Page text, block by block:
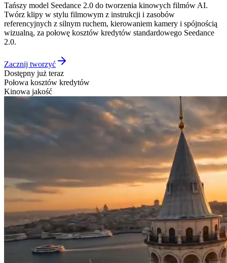
Tańszy model Seedance 2.0 do tworzenia kinowych filmów AI.
Twórz klipy w stylu filmowym z instrukcji i zasobów
referencyjnych z silnym ruchem, kierowaniem kamery i spójnością
wizualną, za połowę kosztów kredytów standardowego Seedance
2.0.
Zacznij tworzyć
Dostępny już teraz
Połowa kosztów kredytów
Kinowa jakość